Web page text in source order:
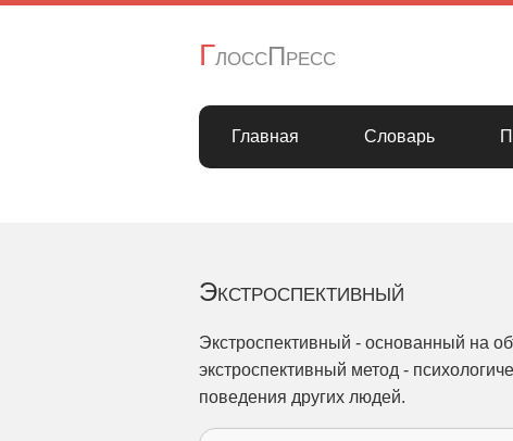
ГлоссПресс
Главная Словарь
Экстроспективный
Экстроспективный - основанный на
экстроспективный метод -
поведения других людей.